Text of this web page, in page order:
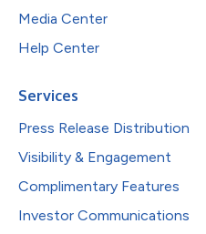
Media Center
Help Center
Services
Press Release Distribution
Visibility & Engagement
Complimentary Features
Investor Communications